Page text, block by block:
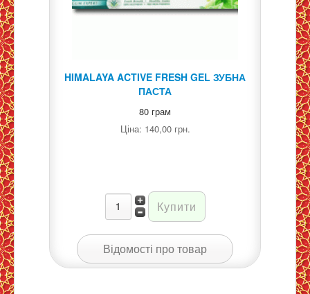
HIMALAYA ACTIVE FRESH GEL ЗУБНА
ПАСТА
80 грам
Ціна: 140,00 грн.
Відомості про товар